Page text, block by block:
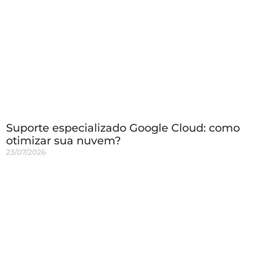
Suporte especializado Google Cloud: como
otimizar sua nuvem?
23/07/2026